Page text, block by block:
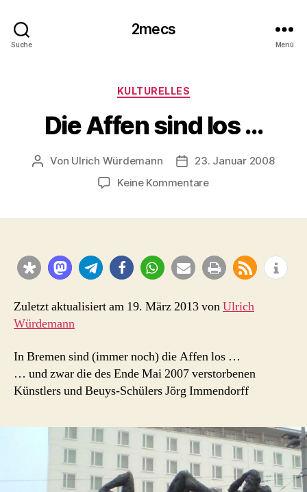
Suche
2mecs
Menü
Kategorien
KULTURELLES
Die Affen sind los …
Beitragsautor
Von Ulrich Würdemann Beitragsdatum
23. Januar 2008
Keine Kommentarezu
…
Zuletzt aktualisiert am 19. März 2013 vonUlrich
Würdemann
In Bremen sind (immer noch) die Affen los …
… und zwar die des Ende Mai 2007 verstorbenen
Künstlers und Beuys-Schülers Jörg Immendorff